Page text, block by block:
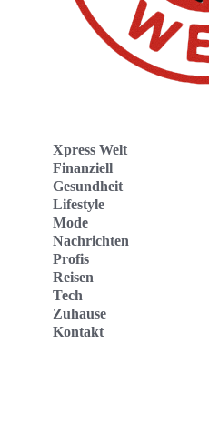
Xpress Welt
Finanziell
Gesundheit
Lifestyle
Mode
Nachrichten
Profis
Reisen
Tech
Zuhause
Kontakt